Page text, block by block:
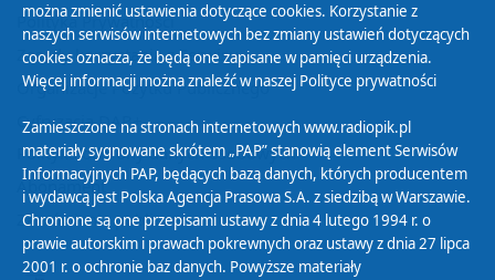
Polityka Prywatności
Zasady korzystania z Serwisu
Organizacje Pożytku Publicznego
Cyfryzacja DAB+
Polityka ochrony danych osobowych
Abonament
Zamówienia publiczne
można zmienić ustawienia dotyczące cookies. Korzystanie z
naszych serwisów internetowych bez zmiany ustawień dotyczących
cookies oznacza, że będą one zapisane w pamięci urządzenia.
Więcej informacji można znaleźć w naszej Polityce prywatności
Zamieszczone na stronach internetowych www.radiopik.pl
materiały sygnowane skrótem „PAP” stanowią element Serwisów
Informacyjnych PAP, będących bazą danych, których producentem
i wydawcą jest Polska Agencja Prasowa S.A. z siedzibą w Warszawie.
Chronione są one przepisami ustawy z dnia 4 lutego 1994 r. o
prawie autorskim i prawach pokrewnych oraz ustawy z dnia 27 lipca
2001 r. o ochronie baz danych. Powyższe materiały